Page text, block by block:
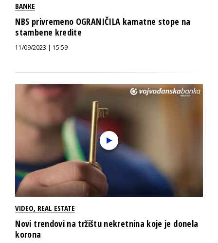
BANKE
NBS privremeno OGRANIČILA kamatne stope na
stambene kredite
11/09/2023 | 15:59
VIDEO, REAL ESTATE
Novi trendovi na tržištu nekretnina koje je donela
korona